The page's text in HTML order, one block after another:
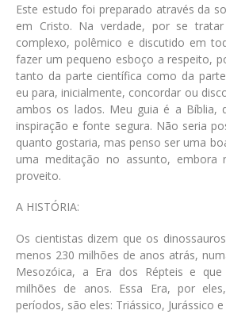
Este estudo foi preparado através da
em Cristo. Na verdade, por se
complexo, polêmico e discutido em
fazer um pequeno esboço a respeito,
tanto da parte científica como da
eu para, inicialmente, concordar ou
ambos os lados. Meu guia é a Bíblia,
inspiração e fonte segura. Não seria
quanto gostaria, mas penso ser uma
uma meditação no assunto, embora
proveito.
A HISTÓRIA:
Os cientistas dizem que os
menos 230 milhões de anos atrás,
Mesozóica, a Era dos Répteis e
milhões de anos. Essa Era, por
períodos, são eles: Triássico, Jurássico e